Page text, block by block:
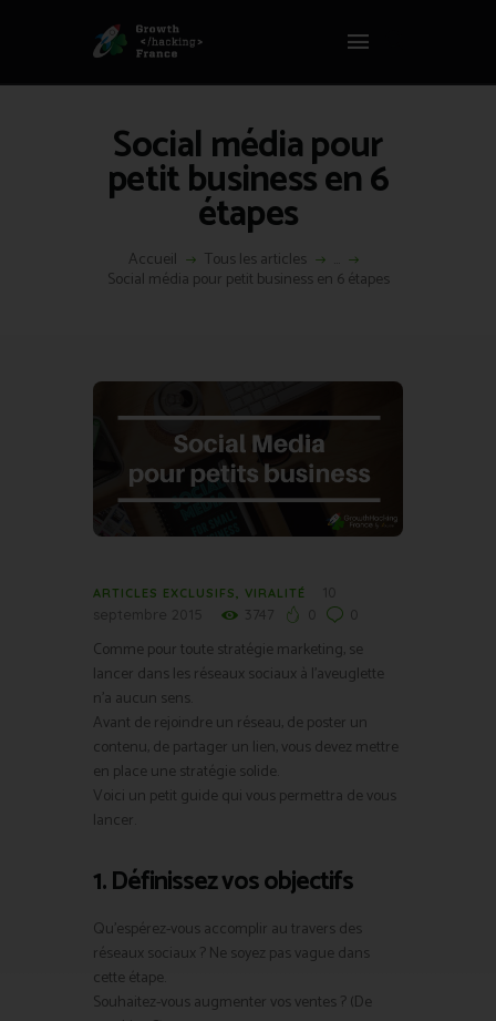
Social média pour
petit business en 6
étapes
Accueil Tous les articles
Social média pour petit business en 6 étapes
GROWTH HACKING FRANCE
ACCUEIL
HACKS
VOUS ÊTES ?
RESSOURCES
L’AGENCE
ARTICLES EXCLUSIFS, VIRALITÉ
Comme pour toute stratégie marketing, se
lancer dans les réseaux sociaux à l’aveuglette
n’a aucun sens.
Avant de rejoindre un réseau, de poster un
contenu, de partager un lien, vous devez mettre
en place une stratégie solide.
Voici un petit guide qui vous permettra de vous
lancer.
1. Définissez vos objectifs
Qu’espérez-vous accomplir au travers des
réseaux sociaux ? Ne soyez pas vague dans
cette étape.
Souhaitez-vous augmenter vos ventes ? (De